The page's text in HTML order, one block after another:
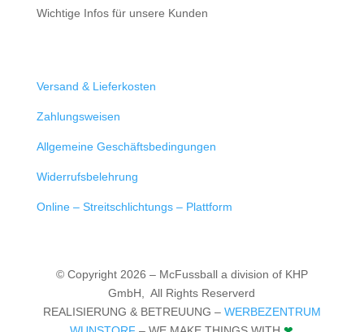
Wichtige Infos für unsere Kunden
Versand & Lieferkosten
Zahlungsweisen
Allgemeine Geschäftsbedingungen
Widerrufsbelehrung
Online – Streitschlichtungs – Plattform
© Copyright 2026 – McFussball a division of KHP
GmbH,All Rights Reserverd
REALISIERUNG & BETREUUNG – WERBEZENTRUM